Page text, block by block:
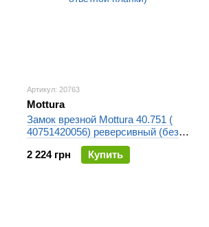
Артикул: 20763
Mottura
Замок врезной Mottura 40.751 (
40751420056) реверсивный (без
ответной планки)
2 224 грн
Купить